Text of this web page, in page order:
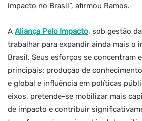
impacto no Brasil”, afirmou Ramos.
A Aliança Pelo Impacto, sob gestão
trabalhar para expandir ainda mais o
Brasil. Seus esforços se concentram
principais: produção de
e global e influência em políticas
eixos, pretende-se mobilizar mais
de impacto e contribuir